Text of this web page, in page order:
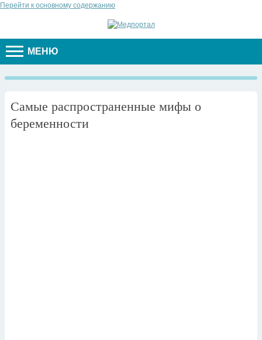
Перейти к основному содержанию
МЕНЮ
Самые распространенные мифы о
беременности